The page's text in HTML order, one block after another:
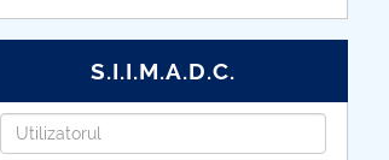
S.I.I.M.A.D.C.
Utilizatorul